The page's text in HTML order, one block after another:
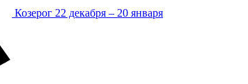
Козерог 22 декабря – 20 января